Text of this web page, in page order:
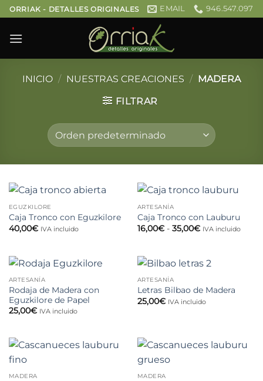
Saltar
al
contenido
ORRIAK - DETALLES ORIGINALES EMAIL 946.547.097
INICIO / NUESTRAS CREACIONES / MADERA
FILTRAR
EGUZKILORE
Caja Tronco con Eguzkilore
40,00€ IVA incluido
ARTESANÍA
Caja Tronco con Lauburu
16,00€ - 35,00€Rango
16,00€
hasta
IVA incluido
ARTESANÍA
Rodaja de Madera con
Eguzkilore de Papel
25,00€ IVA incluido
ARTESANÍA
Letras Bilbao de Madera
25,00€ IVA incluido
MADERA MADERA